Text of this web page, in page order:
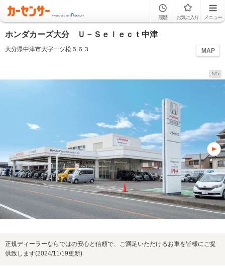
履歴 お気に入り メニュー
ホンダカーズ大分 Ｕ－Ｓｅｌｅｃｔ中津
大分県中津市大字一ツ松５６３ MAP
1/5
正規ディーラーならではの安心と信頼で、ご満足いただけるお車を皆様にご提
供致します(2024/11/19更新)